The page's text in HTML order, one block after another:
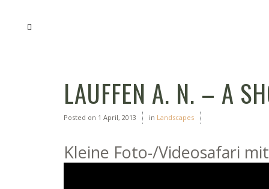
LAUFFEN A. N. – A
Posted on 1 April, 2013 in Landscapes
Kleine Foto-/Videosafari